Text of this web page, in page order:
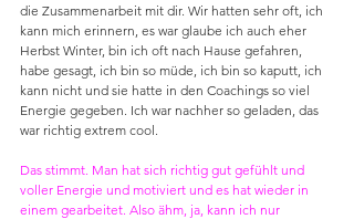
die Zusammenarbeit mit dir. Wir hatten sehr oft, ich
kann mich erinnern, es war glaube ich auch eher
Herbst Winter, bin ich oft nach Hause gefahren,
habe gesagt, ich bin so müde, ich bin so kaputt, ich
kann nicht und sie hatte in den Coachings so viel
Energie gegeben. Ich war nachher so geladen, das
war richtig extrem cool.
Das stimmt. Man hat sich richtig gut gefühlt und
voller Energie und motiviert und es hat wieder in
einem gearbeitet. Also ähm, ja, kann ich nur